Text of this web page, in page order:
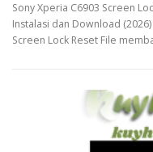
Sony Xperia C6903 Screen
Instalasi dan Download
Screen Lock Reset File